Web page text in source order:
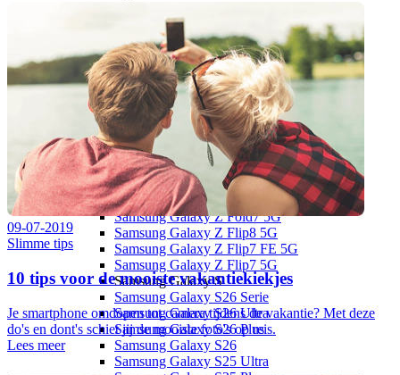
Apple iPhone 14 (Refurbished)
Apple iPhone 14
Apple iPhone 13
Apple iPhone 13
Overige
Apple iPhone 15 (Refurbished)
Apple iPhone 13 Pro (Refurbished)
Apple iPhone 13 (Refurbished)
Samsung
Samsung Galaxy Z
Samsung Galaxy Z Fold8 Ultra 5G
Samsung Galaxy Z Fold8 5G
Samsung Galaxy Z Fold7 5G
Samsung Galaxy Z Flip8 5G
Samsung Galaxy Z Flip7 FE 5G
Samsung Galaxy Z Flip7 5G
Samsung Galaxy S
Samsung Galaxy S26 Serie
Samsung Galaxy S26 Ultra
Samsung Galaxy S26 Plus
Samsung Galaxy S26
Samsung Galaxy S25 Ultra
09-07-2019
Slimme tips
10 tips voor de mooiste vakantiekiekjes
Je smartphone omdopen tot camera tijdens de vakantie? Met deze
do's en dont's schiet jij de mooiste foto's op reis.
Lees meer